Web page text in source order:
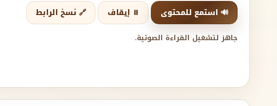
🔊 استمع للمحتوى ⏸️ إيقاف 🔗 نسخ الرابط
جاهز لتشغيل القراءة الصوتية.